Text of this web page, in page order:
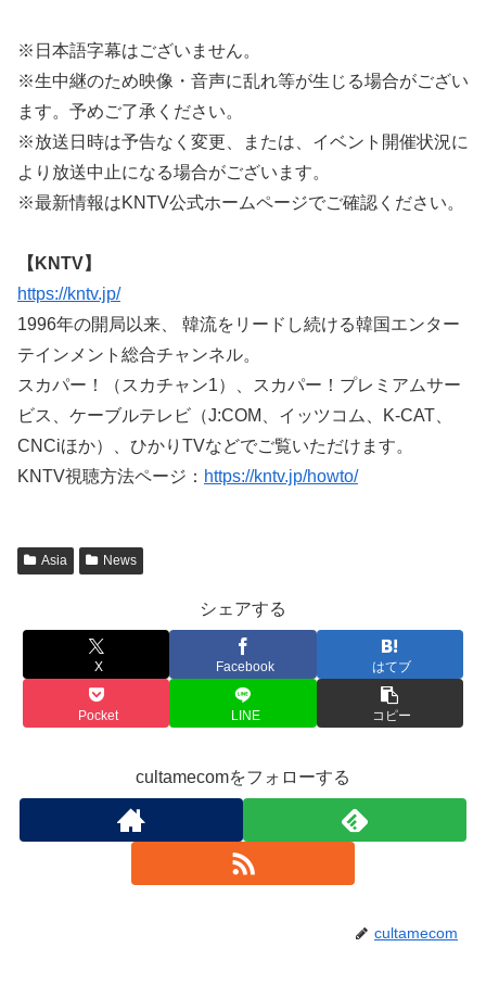
※日本語字幕はございません。
※生中継のため映像・音声に乱れ等が生じる場合がござい
ます。予めご了承ください。
※放送日時は予告なく変更、または、イベント開催状況に
より放送中止になる場合がございます。
※最新情報はKNTV公式ホームページでご確認ください。
【KNTV】
https://kntv.jp/
1996年の開局以来、 韓流をリードし続ける韓国エンター
テインメント総合チャンネル。
スカパー！（スカチャン1）、スカパー！プレミアムサー
ビス、ケーブルテレビ（J:COM、イッツコム、K-CAT、
CNCiほか）、ひかりTVなどでご覧いただけます。
KNTV視聴方法ページ： https://kntv.jp/howto/
Asia News
シェアする
X Facebook はてブ
Pocket LINE コピー
cultamecomをフォローする
cultamecom